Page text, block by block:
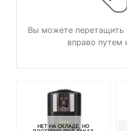
Вы можете перетащить
вправо путем
НЕТ НА СКЛАДЕ, НО